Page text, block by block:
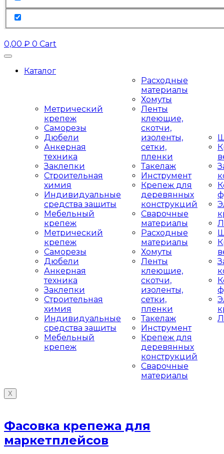
0,00 ₽ 0 Cart
Каталог
Метрический
крепеж
Саморезы
Дюбели
Анкерная
техника
Заклепки
Строительная
химия
Индивидуальные
средства защиты
Мебельный
крепеж
Метрический
крепеж
Саморезы
Дюбели
Анкерная
техника
Заклепки
Строительная
химия
Индивидуальные
средства защиты
Мебельный
крепеж
Расходные
материалы
Хомуты
Ленты
клеющие,
скотчи,
изоленты,
сетки,
пленки
Такелаж
Инструмент
Крепеж для
деревянных
конструкций
Сварочные
материалы
Расходные
материалы
Хомуты
Ленты
клеющие,
скотчи,
изоленты,
сетки,
пленки
Такелаж
Инструмент
Крепеж для
деревянных
конструкций
Сварочные
материалы
X
Фасовка крепежа для
маркетплейсов